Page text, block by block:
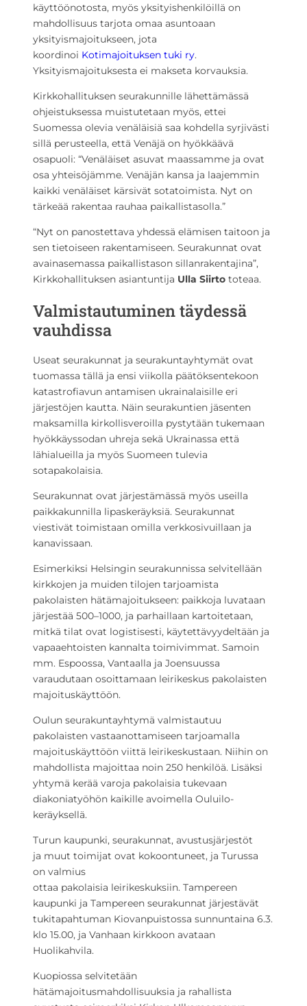
käyttöönotosta, myös yksityishenkilöillä on
mahdollisuus tarjota omaa asuntoaan
yksityismajoitukseen, jota
koordinoi Kotimajoituksen tuki ry.
Yksityismajoituksesta ei makseta korvauksia.
Kirkkohallituksen seurakunnille lähettämässä
ohjeistuksessa muistutetaan myös, ettei
Suomessa olevia venäläisiä saa kohdella syrjivästi
sillä perusteella, että Venäjä on hyökkäävä
osapuoli: “Venäläiset asuvat maassamme ja ovat
osa yhteisöjämme. Venäjän kansa ja laajemmin
kaikki venäläiset kärsivät sotatoimista. Nyt on
tärkeää rakentaa rauhaa paikallistasolla.”
“Nyt on panostettava yhdessä elämisen taitoon ja
sen tietoiseen rakentamiseen. Seurakunnat ovat
avainasemassa paikallistason sillanrakentajina”,
Kirkkohallituksen asiantuntija Ulla Siirto toteaa.
Valmistautuminen täydessä
vauhdissa
Useat seurakunnat ja seurakuntayhtymät ovat
tuomassa tällä ja ensi viikolla päätöksentekoon
katastrofiavun antamisen ukrainalaisille eri
järjestöjen kautta. Näin seurakuntien jäsenten
maksamilla kirkollisveroilla pystytään tukemaan
hyökkäyssodan uhreja sekä Ukrainassa että
lähialueilla ja myös Suomeen tulevia
sotapakolaisia.
Seurakunnat ovat järjestämässä myös useilla
paikkakunnilla lipaskeräyksiä. Seurakunnat
viestivät toimistaan omilla verkkosivuillaan ja
kanavissaan.
Esimerkiksi Helsingin seurakunnissa selvitellään
kirkkojen ja muiden tilojen tarjoamista
pakolaisten hätämajoitukseen: paikkoja luvataan
järjestää 500–1000, ja parhaillaan kartoitetaan,
mitkä tilat ovat logistisesti, käytettävyydeltään ja
vapaaehtoisten kannalta toimivimmat. Samoin
mm. Espoossa, Vantaalla ja Joensuussa
varaudutaan osoittamaan leirikeskus pakolaisten
majoituskäyttöön.
Oulun seurakuntayhtymä valmistautuu
pakolaisten vastaanottamiseen tarjoamalla
majoituskäyttöön viittä leirikeskustaan. Niihin on
mahdollista majoittaa noin 250 henkilöä. Lisäksi
yhtymä kerää varoja pakolaisia tukevaan
diakoniatyöhön kaikille avoimella Ouluilo-
keräyksellä.
Turun kaupunki, seurakunnat, avustusjärjestöt
ja muut toimijat ovat kokoontuneet, ja Turussa
on valmius
ottaa pakolaisia leirikeskuksiin. Tampereen
kaupunki ja Tampereen seurakunnat järjestävät
tukitapahtuman Kiovanpuistossa sunnuntaina 6.3.
klo 15.00, ja Vanhaan kirkkoon avataan
Huolikahvila.
Kuopiossa selvitetään
hätämajoitusmahdollisuuksia ja rahallista